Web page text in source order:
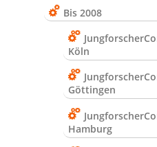
Bis 2008
Köln
Göttingen
Hamburg